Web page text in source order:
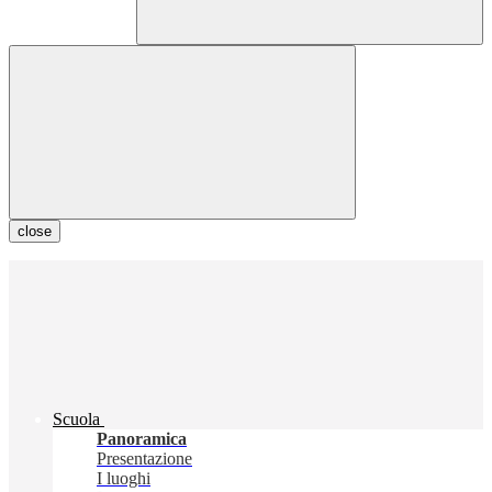
close
Scuola
Panoramica
Presentazione
I luoghi